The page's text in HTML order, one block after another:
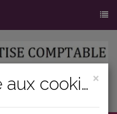
×
Politique relative aux cookies